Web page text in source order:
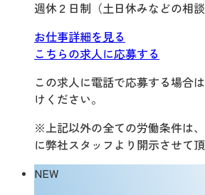
週休２日制（土日休みなどの相
お仕事詳細を見る
こちらの求人に応募する
この求人に電話で応募する場合は
けください。
※上記以外の全ての労働条件は
に弊社スタッフより開示させて頂
NEW